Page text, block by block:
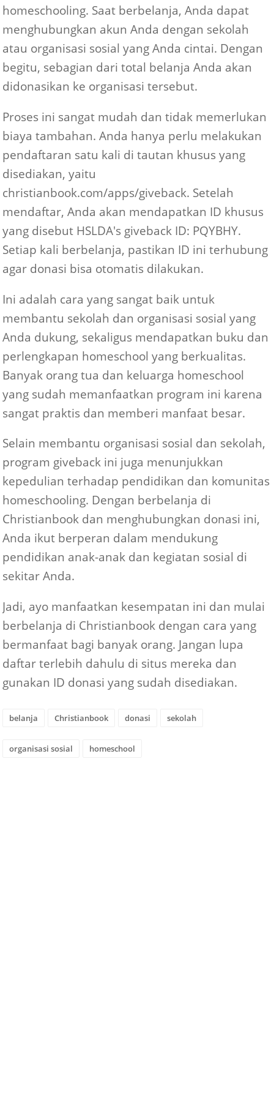
homeschooling. Saat berbelanja, Anda dapat
menghubungkan akun Anda dengan sekolah
atau organisasi sosial yang Anda cintai. Dengan
begitu, sebagian dari total belanja Anda akan
didonasikan ke organisasi tersebut.
Proses ini sangat mudah dan tidak memerlukan
biaya tambahan. Anda hanya perlu melakukan
pendaftaran satu kali di tautan khusus yang
disediakan, yaitu
christianbook.com/apps/giveback. Setelah
mendaftar, Anda akan mendapatkan ID khusus
yang disebut HSLDA's giveback ID: PQYBHY.
Setiap kali berbelanja, pastikan ID ini terhubung
agar donasi bisa otomatis dilakukan.
Ini adalah cara yang sangat baik untuk
membantu sekolah dan organisasi sosial yang
Anda dukung, sekaligus mendapatkan buku dan
perlengkapan homeschool yang berkualitas.
Banyak orang tua dan keluarga homeschool
yang sudah memanfaatkan program ini karena
sangat praktis dan memberi manfaat besar.
Selain membantu organisasi sosial dan sekolah,
program giveback ini juga menunjukkan
kepedulian terhadap pendidikan dan komunitas
homeschooling. Dengan berbelanja di
Christianbook dan menghubungkan donasi ini,
Anda ikut berperan dalam mendukung
pendidikan anak-anak dan kegiatan sosial di
sekitar Anda.
Jadi, ayo manfaatkan kesempatan ini dan mulai
berbelanja di Christianbook dengan cara yang
bermanfaat bagi banyak orang. Jangan lupa
daftar terlebih dahulu di situs mereka dan
gunakan ID donasi yang sudah disediakan.
belanja Christianbook donasi sekolah
organisasi sosial homeschool